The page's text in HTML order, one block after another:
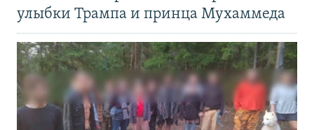
улыбки Трампа и принца Мухаммеда